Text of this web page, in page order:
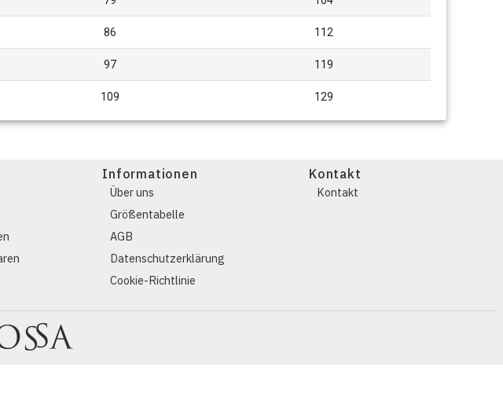
86 112
97 119
109 129
Informationen
Über uns
Größentabelle
AGB
Datenschutzerklärung
Cookie-Richtlinie
Kontakt
Kontakt